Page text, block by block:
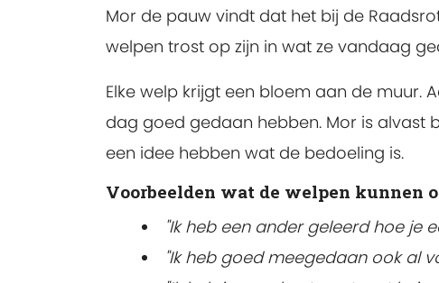
Mor de pauw vindt dat het bij de
welpen trost op zijn in wat ze vandaag
Elke welp krijgt een bloem aan de muur.
dag goed gedaan hebben. Mor is alvast
een idee hebben wat de bedoeling is.
Voorbeelden wat de welpen kunnen
"Ik heb een ander geleerd hoe je
"Ik heb goed meegedaan ook al